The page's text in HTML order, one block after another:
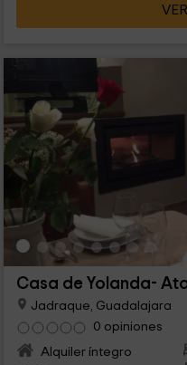
Casa de Yolanda-
Jadraque, Guadalajara
0 opiniones
Alquiler íntegro